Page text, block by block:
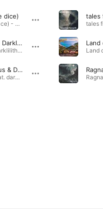
dice)
Arca (feat. Gaelle the dice) - Single · 2026
Fenrir (feat. Nexus & Darklilith)
Fenrir (feat. Nexus & Darklilith) - Single · 2026
Prophecy (feat. Nexus & Darklilith)
tales from the north (feat. darklilith & Nexus) - EP · 2026